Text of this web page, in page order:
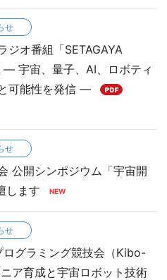
せ
ジオ番組「SETAGAYA
宇宙、量子、AI、ロボティ
可能性を発信 ―
せ
公開シンポジウム「宇宙開
します
せ
グラミング競技会（Kibo-
ア育成と宇宙ロボット技術